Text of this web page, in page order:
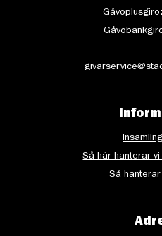
Så här hanterar
Så